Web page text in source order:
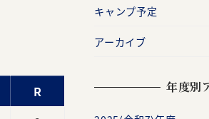
R
キャンプ予定
アーカイブ
年度別